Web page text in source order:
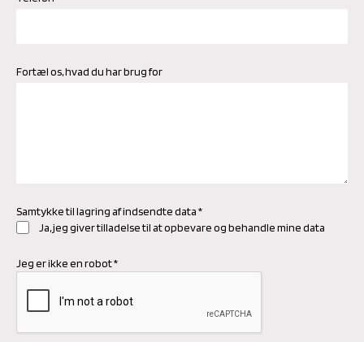
Fortæl os, hvad du har brug for
Samtykke til lagring af indsendte data*
Ja, jeg giver tilladelse til at opbevare og behandle mine data
Jeg er ikke en robot*